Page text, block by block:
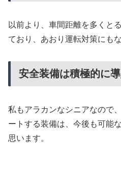
以前より、車間距離を多くと
ており、あおり運転対策にも
安全装備は積極的に
私もアラカンなシニアなので
ートする装備は、今後も可能
思います。